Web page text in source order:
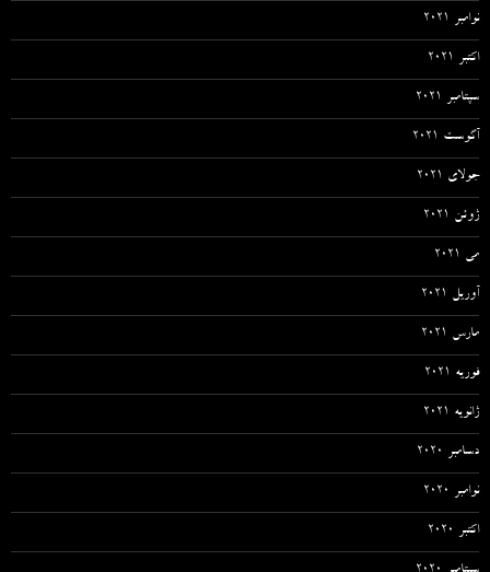
نوامبر 2021
اکتبر 2021
سپتامبر 2021
آگوست 2021
جولای 2021
ژوئن 2021
می 2021
آوریل 2021
مارس 2021
فوریه 2021
ژانویه 2021
دسامبر 2020
نوامبر 2020
اکتبر 2020